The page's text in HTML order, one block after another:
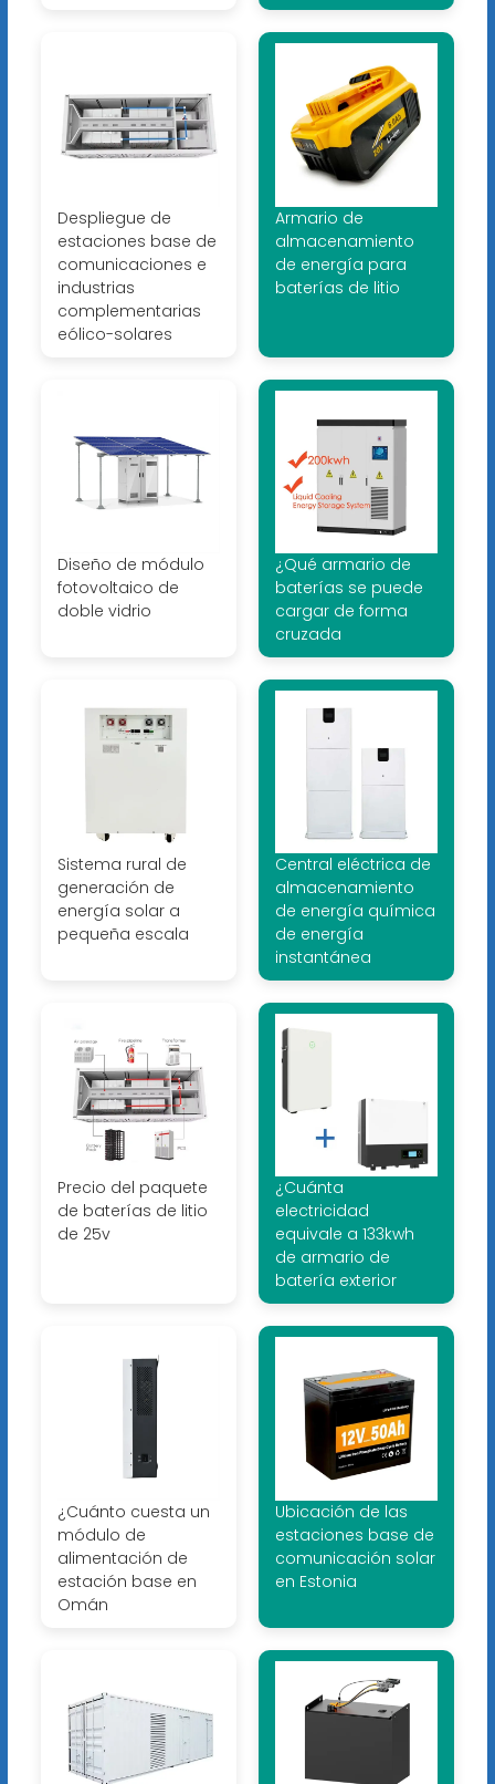
Despliegue de
estaciones base de
comunicaciones e
industrias
complementarias
eólico-solares
Armario de
almacenamiento
de energía para
baterías de litio
Diseño de módulo
fotovoltaico de
doble vidrio
¿Qué armario de
baterías se puede
cargar de forma
cruzada
Sistema rural de
generación de
energía solar a
pequeña escala
Central eléctrica de
almacenamiento
de energía química
de energía
instantánea
Precio del paquete
de baterías de litio
de 25v
¿Cuánta
electricidad
equivale a 133kwh
de armario de
batería exterior
¿Cuánto cuesta un
módulo de
alimentación de
estación base en
Omán
Ubicación de las
estaciones base de
comunicación solar
en Estonia